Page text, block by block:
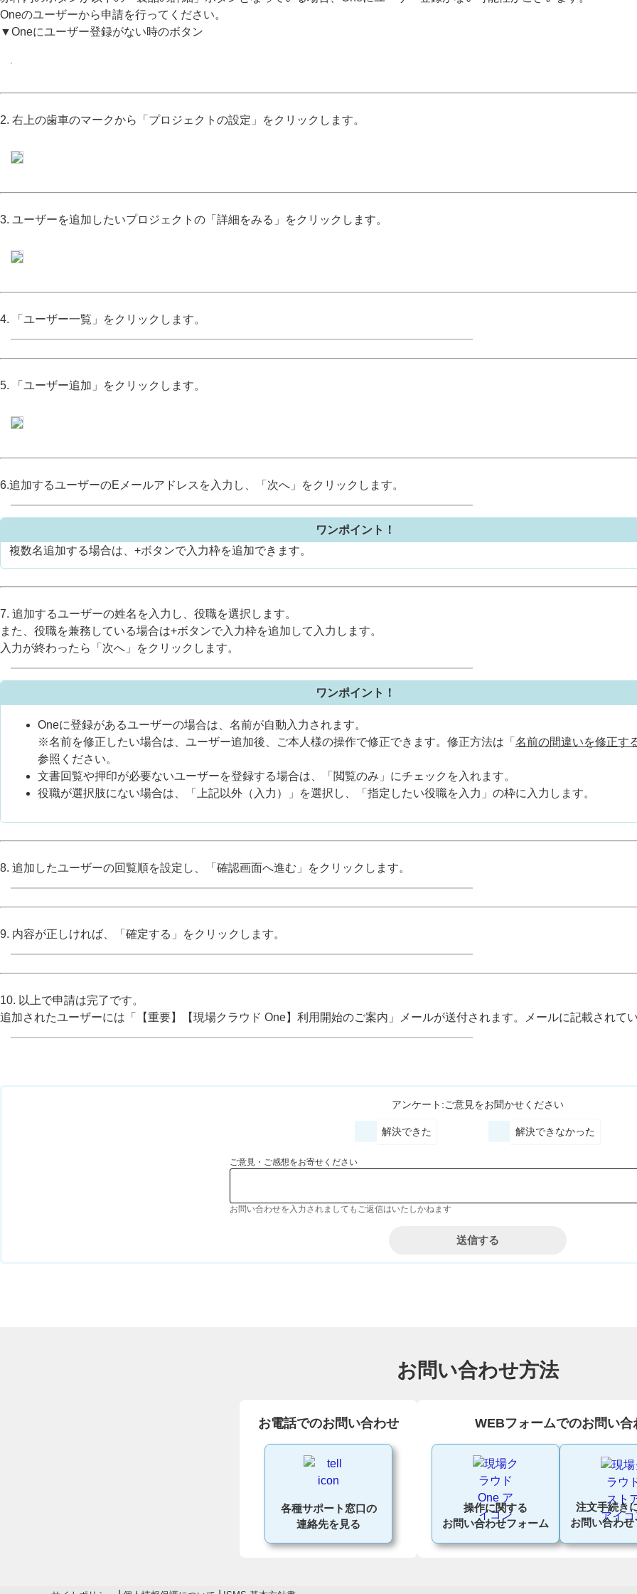
Oneのユーザーから申請を行ってください。
▼Oneにユーザー登録がない時のボタン
2. 右上の歯車のマークから「プロジェクトの設定」をクリックします。
3. ユーザーを追加したいプロジェクトの「詳細をみる」をクリックします。
4. 「ユーザー一覧」をクリックします。
5. 「ユーザー追加」をクリックします。
6.追加するユーザーのEメールアドレスを入力し、「次へ」をクリックします。
ワンポイント！
複数名追加する場合は、+ボタンで入力枠を追加できます。
7. 追加するユーザーの姓名を入力し、役職を選択します。
また、役職を兼務している場合は+ボタンで入力枠を追加して入力します。
入力が終わったら「次へ」をクリックします。
ワンポイント！
Oneに登録があるユーザーの場合は、名前が自動入力されます。
※名前を修正したい場合は、ユーザー追加後、ご本人様の操作で修正できます。修正方法は「 名前の間違いを修正す
参照ください。
文書回覧や押印が必要ないユーザーを登録する場合は、「閲覧のみ」にチェックを入れます。
役職が選択肢にない場合は、「上記以外（入力）」を選択し、「指定したい役職を入力」の枠に入力します。
8. 追加したユーザーの回覧順を設定し、「確認画面へ進む」をクリックします。
9. 内容が正しければ、「確定する」をクリックします。
10. 以上で申請は完了です。
追加されたユーザーには「【重要】【現場クラウド One】利用開始のご案内」メールが送付されます。メールに記載されて
アンケート:ご意見をお聞かせください
解決できた 解決できなかった
ご意見・ご感想をお寄せください
お問い合わせを入力されましてもご返信はいたしかねます
お問い合わせ方法
お電話でのお問い合わせ
各種サポート窓口の
連絡先を見る
WEBフォームでのお問い合
操作に関する
お問い合わせフォーム
注文手続き
お問い合わせ